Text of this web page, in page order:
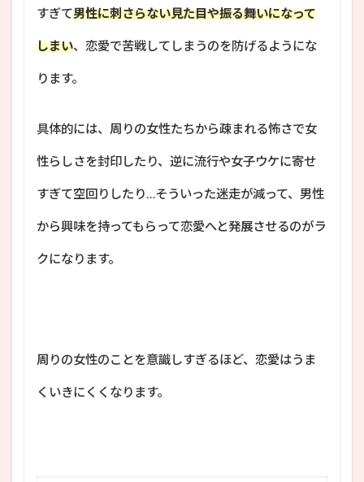
すぎて男性に刺さらない見た目や振る舞いになって
しまい、恋愛で苦戦してしまうのを防げるようにな
ります。
具体的には、周りの女性たちから疎まれる怖さで女
性らしさを封印したり、逆に流行や女子ウケに寄せ
すぎて空回りしたり…そういった迷走が減って、男性
から興味を持ってもらって恋愛へと発展させるのがラ
クになります。
周りの女性のことを意識しすぎるほど、恋愛はうま
くいきにくくなります。